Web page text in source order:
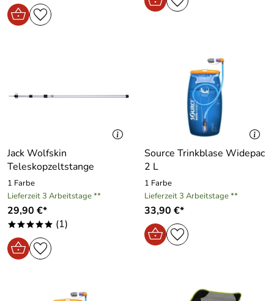
Jack Wolfskin
Teleskopzeltstange
1 Farbe
Lieferzeit 3 Arbeitstage **
29,90 €*
***** (1)
Source Trinkblase Widepac
2 L
1 Farbe
Lieferzeit 3 Arbeitstage **
33,90 €*